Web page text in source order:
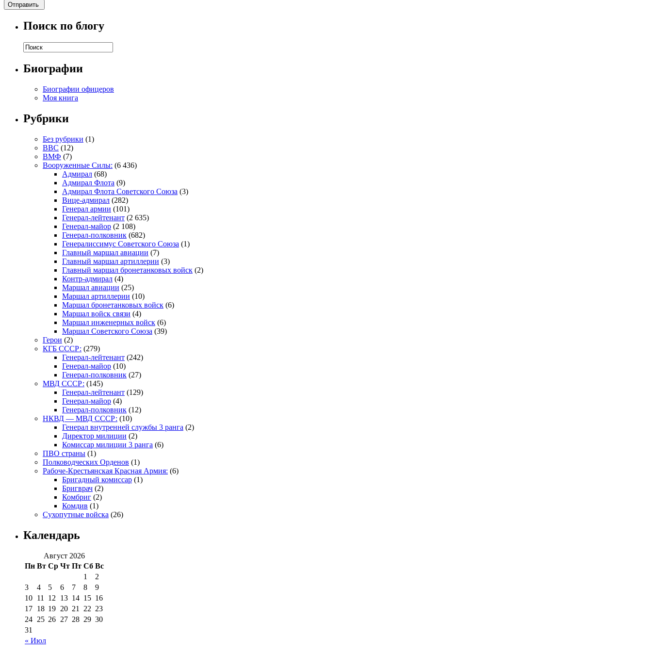
Поиск по блогу
Биографии
Биографии офицеров
Моя книга
Рубрики
Без рубрики (1)
ВВС (12)
ВМФ (7)
Вооруженные Силы: (6 436)
Адмирал (68)
Адмирал Флота (9)
Адмирал Флота Советского Союза (3)
Вице-адмирал (282)
Генерал армии (101)
Генерал-лейтенант (2 635)
Генерал-майор (2 108)
Генерал-полковник (682)
Генералиссимус Советского Союза (1)
Главный маршал авиации (7)
Главный маршал артиллерии (3)
Главный маршал бронетанковых войск (2)
Контр-адмирал (4)
Маршал авиации (25)
Маршал артиллерии (10)
Маршал бронетанковых войск (6)
Маршал войск связи (4)
Маршал инженерных войск (6)
Маршал Советского Союза (39)
Герои (2)
КГБ СССР: (279)
Генерал-лейтенант (242)
Генерал-майор (10)
Генерал-полковник (27)
МВД СССР: (145)
Генерал-лейтенант (129)
Генерал-майор (4)
Генерал-полковник (12)
НКВД — МВД СССР: (10)
Генерал внутренней службы 3 ранга (2)
Директор милиции (2)
Комиссар милиции 3 ранга (6)
ПВО страны (1)
Полководческих Орденов (1)
Рабоче-Крестьянская Красная Армия: (6)
Бригадный комиссар (1)
Бригврач (2)
Комбриг (2)
Комдив (1)
Сухопутные войска (26)
Календарь
Август 2026
Пн Вт Ср Чт Пт Сб Вс
« Июл
1
2
3
4 5 6 7 8
9
10 11 12 13 14 15 16
17 18 19 20 21 22 23
24 25 26 27 28 29 30
31